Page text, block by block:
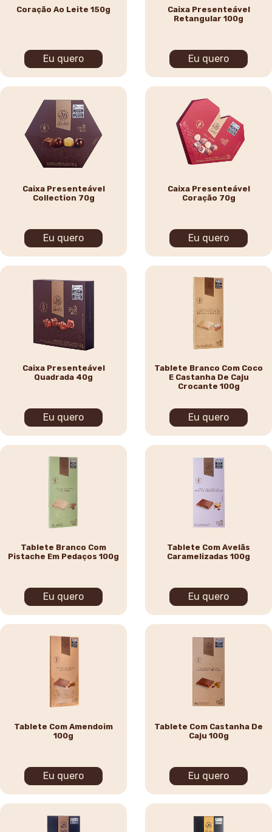
Coração Ao Leite 150g
Eu quero
Caixa Presenteável
Retangular 100g
Eu quero
Caixa Presenteável
Collection 70g
Eu quero
Caixa Presenteável
Coração 70g
Eu quero
Caixa Presenteável
Quadrada 40g
Eu quero
Tablete Branco Com Coco
E Castanha De Caju
Crocante 100g
Eu quero
Tablete Branco Com
Pistache Em Pedaços 100g
Eu quero
Tablete Com Avelãs
Caramelizadas 100g
Eu quero
Tablete Com Amendoim
100g
Eu quero
Tablete Com Castanha De
Caju 100g
Eu quero